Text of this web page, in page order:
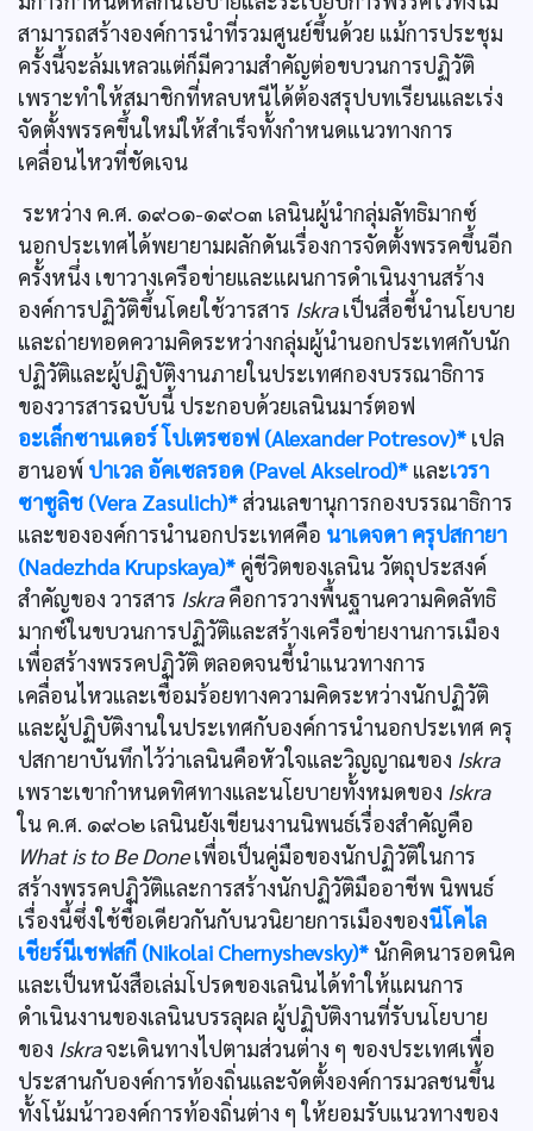
สามารถสร้างองค์การนำที่รวมศูนย์ขึ้นด้วย แม้การประชุม
ครั้งนี้จะล้มเหลวแต่ก็มีความสำคัญต่อขบวนการปฏิวัติ
เพราะทำให้สมาชิกที่หลบหนีได้ต้องสรุปบทเรียนและเร่ง
จัดตั้งพรรคขึ้นใหม่ให้สำเร็จทั้งกำหนดแนวทางการ
เคลื่อนไหวที่ชัดเจน
ระหว่าง ค.ศ. ๑๙๐๑-๑๙๐๓ เลนินผู้นำกลุ่มลัทธิมากซ์
นอกประเทศได้พยายามผลักดันเรื่องการจัดตั้งพรรคขึ้นอีก
ครั้งหนึ่ง เขาวางเครือข่ายและแผนการดำเนินงานสร้าง
องค์การปฏิวัติขึ้นโดยใช้วารสาร Iskraเป็นสื่อชี้นำนโยบาย
และถ่ายทอดความคิดระหว่างกลุ่มผู้นำนอกประเทศกับนัก
ปฏิวัติและผู้ปฏิบัติงานภายในประเทศกองบรรณาธิการ
ของวารสารฉบับนี้ ประกอบด้วยเลนินมาร์ตอฟ
อะเล็กซานเดอร์ โปเตรซอฟ (Alexander Potresov)* เปล
ฮานอพ์ ปาเวล อัคเซลรอด (Pavel Akselrod)* และเวรา
ซาซูลิช (Vera Zasulich)*ส่วนเลขานุการกองบรรณาธิการ
และขององค์การนำนอกประเทศคือ นาเดจดา ครุปสกายา
(Nadezhda Krupskaya)* คู่ชีวิตของเลนิน วัตถุประสงค์
สำคัญของ วารสาร Iskraคือการวางพื้นฐานความคิดลัทธิ
มากซ์ในขบวนการปฏิวัติและสร้างเครือข่ายงานการเมือง
เพื่อสร้างพรรคปฏิวัติ ตลอดจนชี้นำแนวทางการ
เคลื่อนไหวและเชื่อมร้อยทางความคิดระหว่างนักปฏิวัติ
และผู้ปฏิบัติงานในประเทศกับองค์การนำนอกประเทศ ครุ
ปสกายาบันทึกไว้ว่าเลนินคือหัวใจและวิญญาณของ Iskra
เพราะเขากำหนดทิศทางและนโยบายทั้งหมดของ Iskra
ใน ค.ศ. ๑๙๐๒ เลนินยังเขียนงานนิพนธ์เรื่องสำคัญคือ
What is to Be Doneเพื่อเป็นคู่มือของนักปฏิวัติในการ
สร้างพรรคปฏิวัติและการสร้างนักปฏิวัติมืออาชีพ นิพนธ์
เรื่องนี้ซึ่งใช้ชื่อเดียวกันกับนวนิยายการเมืองของนีโคไล
เชียร์นีเชฟสกี (Nikolai Chernyshevsky)* นักคิดนารอดนิค
และเป็นหนังสือเล่มโปรดของเลนินได้ทำให้แผนการ
ดำเนินงานของเลนินบรรลุผล ผู้ปฏิบัติงานที่รับนโยบาย
ของ Iskraจะเดินทางไปตามส่วนต่าง ๆ ของประเทศเพื่อ
ประสานกับองค์การท้องถิ่นและจัดตั้งองค์การมวลชนขึ้น
ทั้งโน้มน้าวองค์การท้องถิ่นต่าง ๆ ให้ยอมรับแนวทางของ